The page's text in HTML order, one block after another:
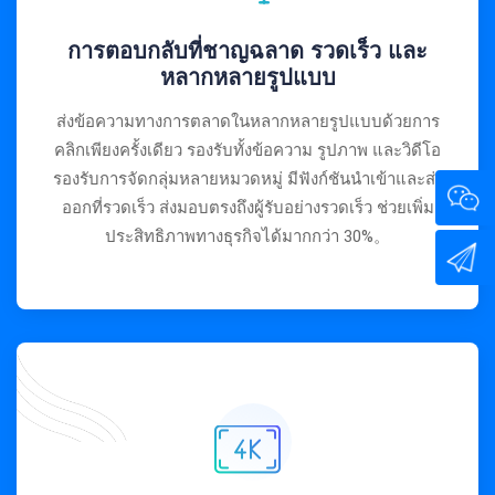
การตอบกลับที่ชาญฉลาด รวดเร็ว และ
หลากหลายรูปแบบ
ส่งข้อความทางการตลาดในหลากหลายรูปแบบด้วยการ
คลิกเพียงครั้งเดียว รองรับทั้งข้อความ รูปภาพ และวิดีโอ
รองรับการจัดกลุ่มหลายหมวดหมู่ มีฟังก์ชันนำเข้าและส่ง
ออกที่รวดเร็ว ส่งมอบตรงถึงผู้รับอย่างรวดเร็ว ช่วยเพิ่ม
ประสิทธิภาพทางธุรกิจได้มากกว่า 30%。